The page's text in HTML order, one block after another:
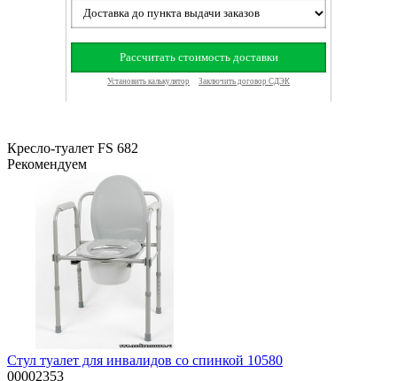
Кресло-туалет FS 682
Рекомендуем
Cтул туалет для инвалидов со спинкой 10580
00002353